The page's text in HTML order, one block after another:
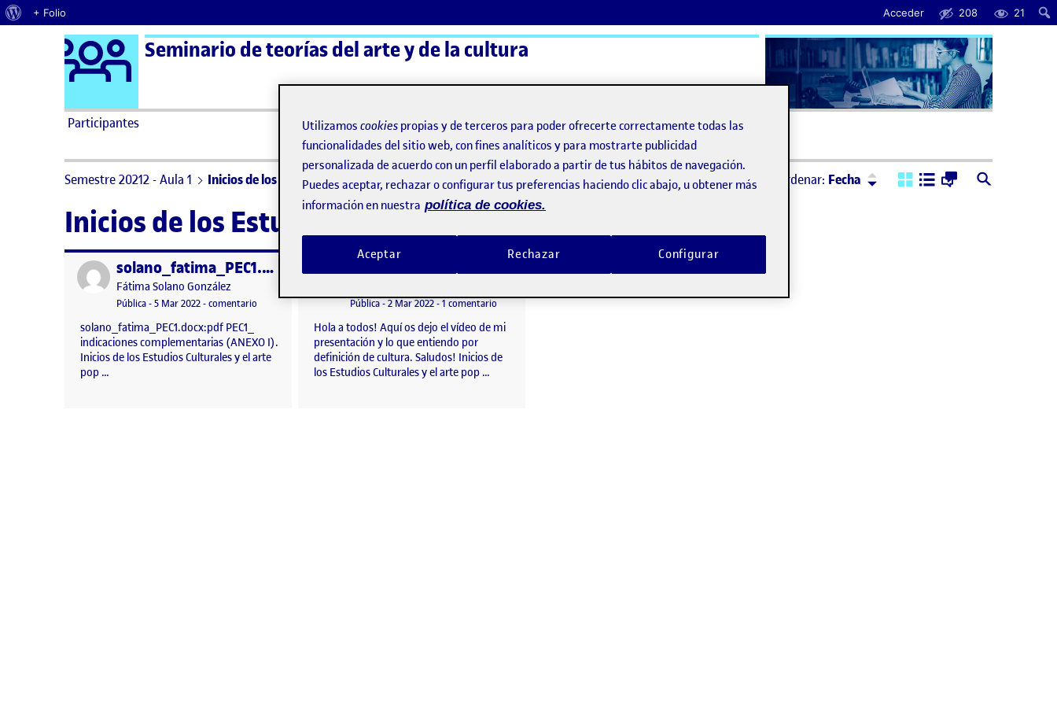
Acerca de WordPress
+ Folio Acceder 208 21
Saltar al contenido Logo Ágora
Seminario de teorías del arte y de la cultura
Participantes ActiFolios Ayuda
Semestre 20212 - Aula 1 Inicios de los Estudios Culturales y el arte pop Ordenar: Fecha Ordenar:Descendente
Inicios de los Estudios Culturales y el arte pop
Publicado por solano_fatima_PEC1.docx/pdf
Publicado por
Fátima Solano González
Visibilidad:
Pública-Fecha de publicación
5 Mar 2022-comentario en solano_fatima_PEC1.docx/pdf
solano_fatima_PEC1.docx:pdf PEC1_
indicaciones complementarias (ANEXO I).
Inicios de los Estudios Culturales y el arte
pop …
PEC 1 – Presentación y definición de cultura
Visibilidad:
Pública-Fecha de publicación
2 Mar 2022-1 comentarioen PEC 1 – Presentación y definición de cultura
Hola a todos! Aquí os dejo el vídeo de mi
presentación y lo que entiendo por
definición de cultura. Saludos! Inicios de
los Estudios Culturales y el arte pop …
Utilizamos cookies propias y de terceros para poder ofrecerte correctamente todas las
funcionalidades del sitio web, con fines analíticos y para mostrarte publicidad
personalizada de acuerdo con un perfil elaborado a partir de tus hábitos de navegación.
Puedes aceptar, rechazar o configurar tus preferencias haciendo clic abajo, u obtener más
información en nuestra política de cookies.
Rechazar
Aceptar Configurar